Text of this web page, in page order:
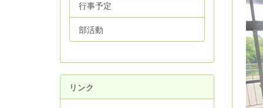
行事予定
部活動
リンク